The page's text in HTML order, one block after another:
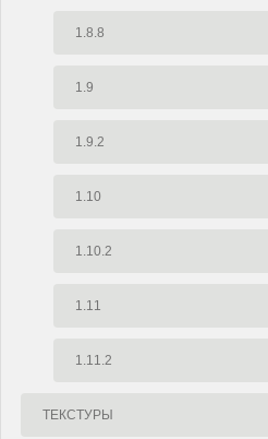
1.8.8
1.9
1.9.2
1.10
1.10.2
1.11
1.11.2
ТЕКСТУРЫ